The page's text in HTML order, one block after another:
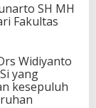
SH MH
Fakultas
Widiyanto
yang
kesepuluh